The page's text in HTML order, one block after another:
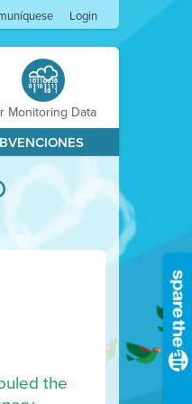
Login
Monitoring Data
the